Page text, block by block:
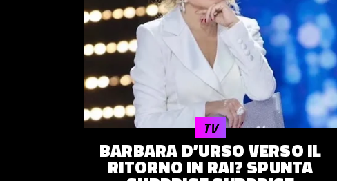
BARBARA D’URSO VERSO IL
RITORNO IN RAI? SPUNTA
TV